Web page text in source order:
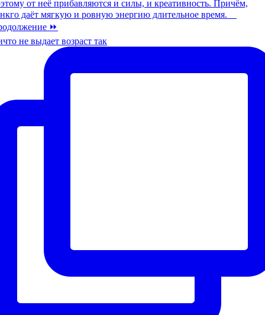
не выдает возраст так